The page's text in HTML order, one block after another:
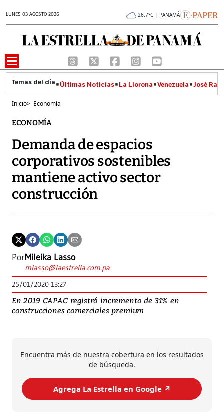
LUNES 03 AGOSTO 2026 26.7°C | PANAMÁ
Últimas Noticias La Llorona Venezuela José
Inicio> Economía
ECONOMÍA
Demanda de espacios
corporativos sostenibles
mantiene activo sector
construcción
PorMileika Lasso
mlasso@laestrella.com.pa
25/01/2020 13:27
En 2019 CAPAC registró incremento de 31% en
construcciones comerciales premium
Encuentra más de nuestra cobertura en los resultados
de búsqueda.
Agrega La Estrella en Google ↗️